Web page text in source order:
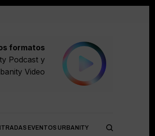
formatos
Podcasty
Video
EVENTOS URBANITY